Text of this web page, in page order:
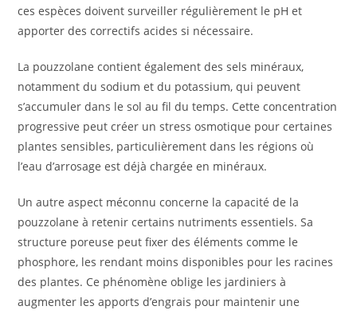
ces espèces doivent surveiller régulièrement le pH et
apporter des correctifs acides si nécessaire.
La pouzzolane contient également des sels minéraux,
notamment du sodium et du potassium, qui peuvent
s’accumuler dans le sol au fil du temps. Cette concentration
progressive peut créer un stress osmotique pour certaines
plantes sensibles, particulièrement dans les régions où
l’eau d’arrosage est déjà chargée en minéraux.
Un autre aspect méconnu concerne la capacité de la
pouzzolane à retenir certains nutriments essentiels. Sa
structure poreuse peut fixer des éléments comme le
phosphore, les rendant moins disponibles pour les racines
des plantes. Ce phénomène oblige les jardiniers à
augmenter les apports d’engrais pour maintenir une